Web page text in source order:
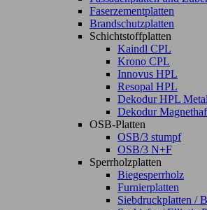
Faserzementplatten
Brandschutzplatten
Schichtstoffplatten
Kaindl CPL
Krono CPL
Innovus HPL
Resopal HPL
Dekodur HPL
Dekodur
OSB-Platten
OSB/3 stumpf
OSB/3 N+F
Sperrholzplatten
Biegesperrholz
Furnierplatten
Siebdruckplatten /